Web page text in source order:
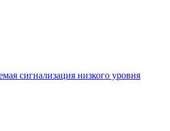
сигнализация низкого уровня